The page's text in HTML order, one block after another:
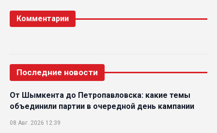
Комментарии
Последние новости
От Шымкента до Петропавловска: какие темы
объединили партии в очередной день кампании
08 Авг. 2026 12:39